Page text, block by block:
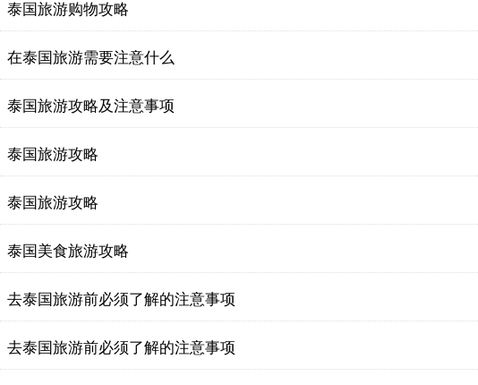
泰国旅游购物攻略
在泰国旅游需要注意什么
泰国旅游攻略及注意事项
泰国旅游攻略
泰国旅游攻略
泰国美食旅游攻略
去泰国旅游前必须了解的注意事项
去泰国旅游前必须了解的注意事项